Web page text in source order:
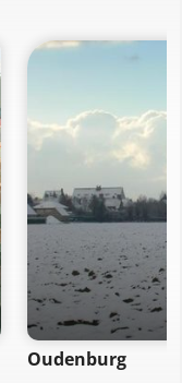
Oudenburg